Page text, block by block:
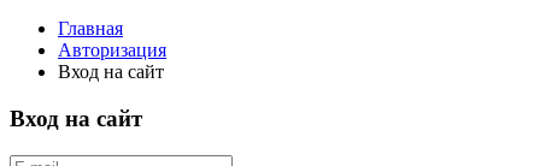
Главная
Авторизация
Вход на сайт
Вход на сайт